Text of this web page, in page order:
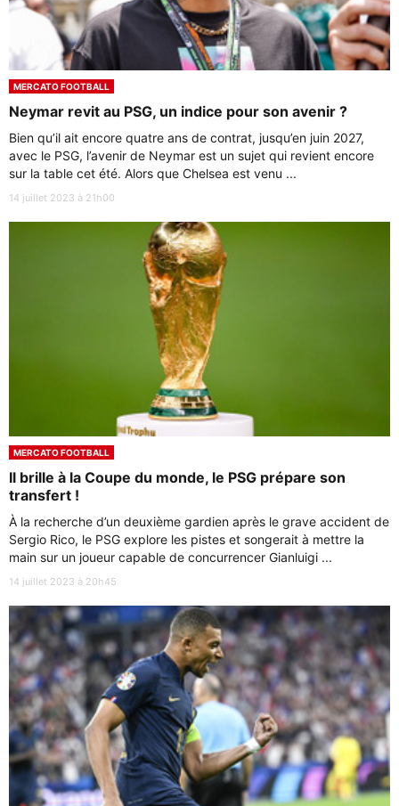
MERCATO FOOTBALL
Neymar revit au PSG, un indice pour son avenir ?
Bien qu’il ait encore quatre ans de contrat, jusqu’en juin 2027,
avec le PSG, l’avenir de Neymar est un sujet qui revient encore
sur la table cet été. Alors que Chelsea est venu ...
14 juillet 2023 à 21h00
MERCATO FOOTBALL
Il brille à la Coupe du monde, le PSG prépare son
transfert !
À la recherche d’un deuxième gardien après le grave accident de
Sergio Rico, le PSG explore les pistes et songerait à mettre la
main sur un joueur capable de concurrencer Gianluigi ...
14 juillet 2023 à 20h45